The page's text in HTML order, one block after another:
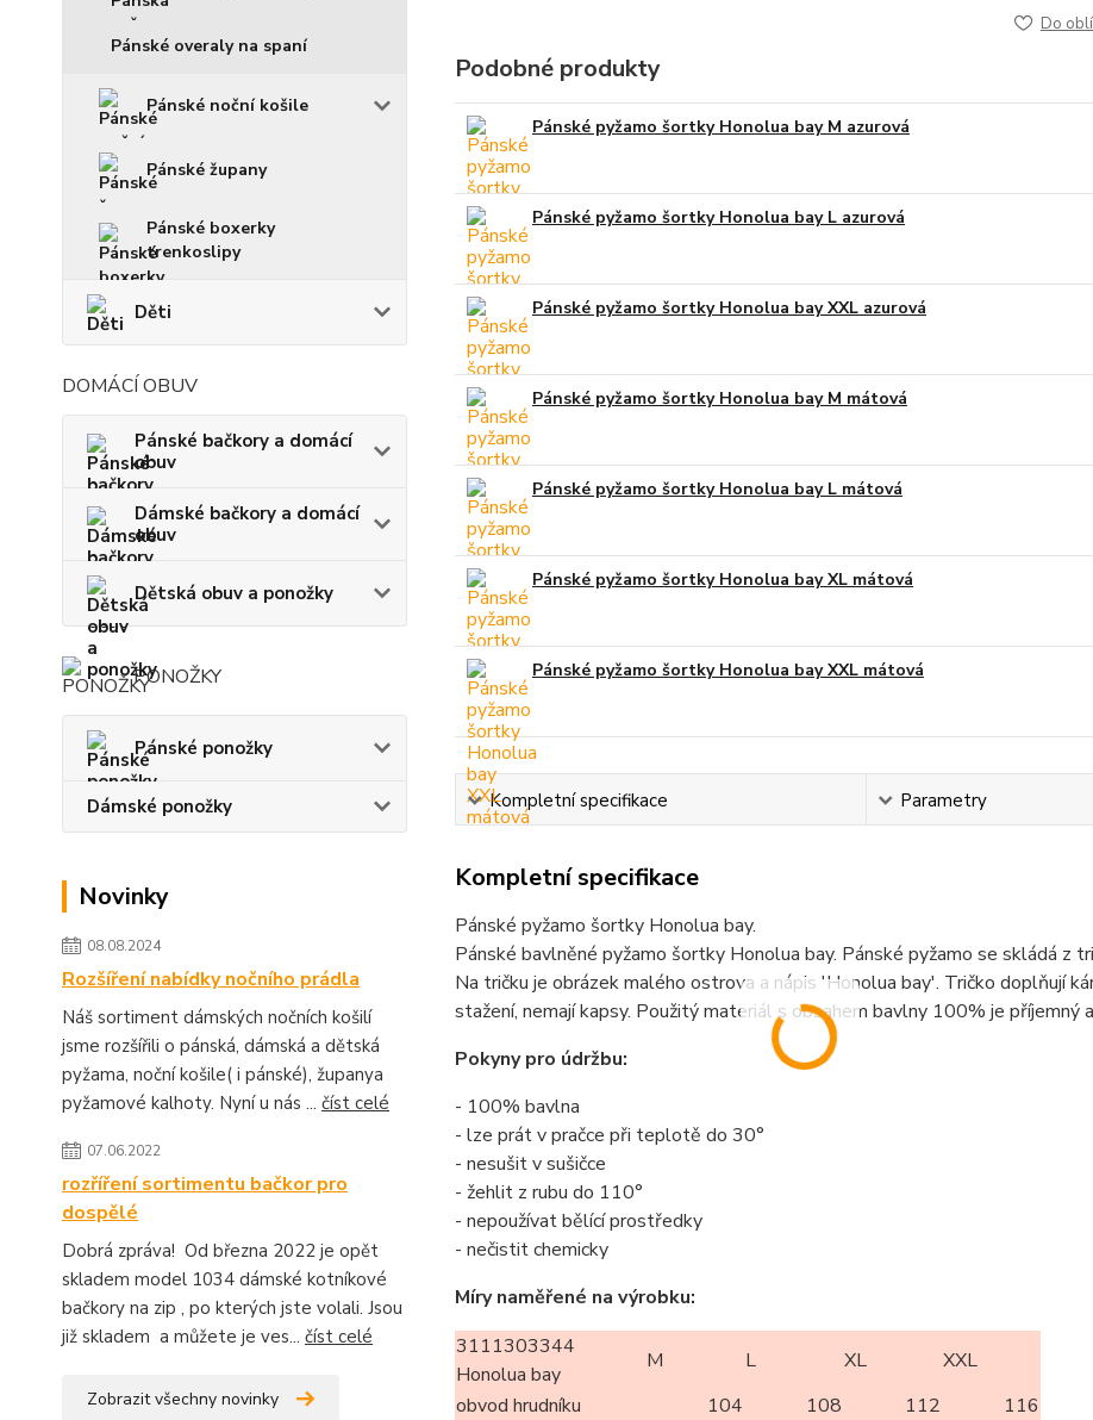
Pánské overaly na spaní
Pánské noční košile
Pánské župany
Pánské boxerky
trenkoslipy
Děti
DOMÁCÍ OBUV
Pánské bačkory a domácí
obuv
Dámské bačkory a domácí
obuv
Dětská obuv a ponožky
PONOŽKY
Pánské ponožky
Dámské ponožky
Novinky
08.08.2024
Rozšíření nabídky nočního prádla
Náš sortiment dámských nočních košilí
jsme rozšířili o pánská, dámská a dětská
pyžama, noční košile( i pánské), županya
pyžamové kalhoty. Nyní u nás ... číst celé
07.06.2022
rozříření sortimentu bačkor pro
dospělé
Dobrá zpráva! Od března 2022 je opět
skladem model 1034 dámské kotníkové
bačkory na zip , po kterých jste volali. Jsou
již skladem a můžete je ves... číst celé
Zobrazit všechny novinky
Do
Podobné produkty
Pánské pyžamo šortky Honolua bay M azurová
Pánské pyžamo šortky Honolua bay L azurová
Pánské pyžamo šortky Honolua bay XXL azurová
Pánské pyžamo šortky Honolua bay M mátová
Pánské pyžamo šortky Honolua bay L mátová
Pánské pyžamo šortky Honolua bay XL mátová
Pánské pyžamo šortky Honolua bay XXL mátová
Kompletní specifikace Parametry
Kompletní specifikace
Pánské pyžamo šortky Honolua bay.
Pánské bavlněné pyžamo šortky Honolua bay. Pánské pyžamo se skládá z
Na tričku je obrázek malého ostrova a nápis 'Honolua bay'. Tričko doplňují
stažení, nemají kapsy. Použitý materiál s obsahem bavlny 100% je příjemný
Pokyny pro údržbu:
- 100% bavlna
- lze prát v pračce při teplotě do 30°
- nesušit v sušičce
- žehlit z rubu do 110°
- nepoužívat bělící prostředky
- nečistit chemicky
Míry naměřené na výrobku:
3111303344
Honolua bay
M L XL
XXL
obvod hrudníku
104 108 112
116